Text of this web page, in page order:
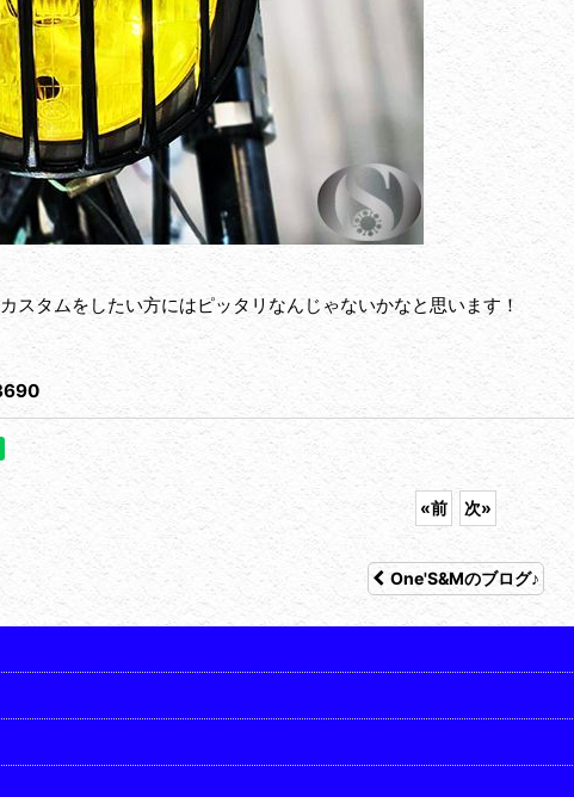
スタムをしたい方にはピッタリなんじゃないかなと思います！
«前 次»
One'S&Mのブログ♪